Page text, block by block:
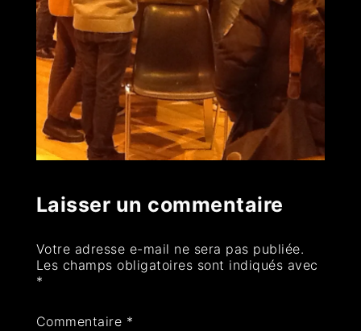
Laisser un commentaire
Votre adresse e-mail ne sera pas publiée.
Les champs obligatoires sont indiqués avec
*
Commentaire *